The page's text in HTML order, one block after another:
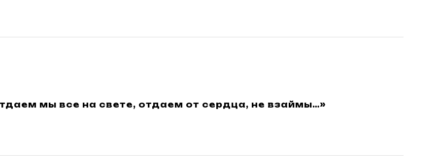
мы все на свете, отдаем от сердца, не взаймы…»